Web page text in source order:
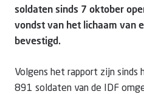
soldaten sinds 7 oktober
vondst van het lichaam van
bevestigd.
Volgens het rapport zijn sinds
891 soldaten van de IDF